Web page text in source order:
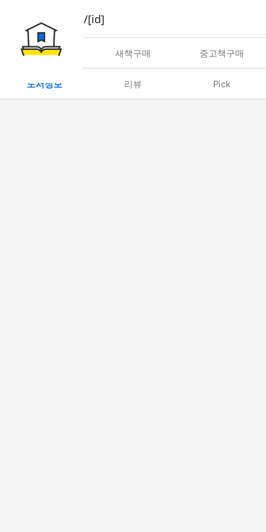
book/rent/[id]
대여 새책구매 중고책구매
도서정보 리뷰 Pick